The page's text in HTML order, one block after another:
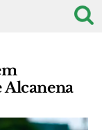
Alcanena